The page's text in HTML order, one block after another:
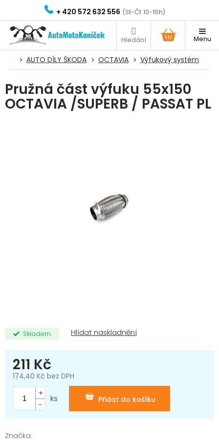
obsah
+ 420 572 632 556
NÁKUPNÍ
KOŠÍK
AUTO DÍLY ŠKODA OCTAVIA Výfukový systém
Pružná část výfuku 55x150
OCTAVIA /SUPERB / PASSAT PL
Skladem
211 Kč
174,40 Kč bez DPH
Měrná
cena:
Přidat do košíku
ks
Značka: